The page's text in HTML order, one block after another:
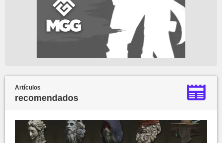
Artículos
recomendados